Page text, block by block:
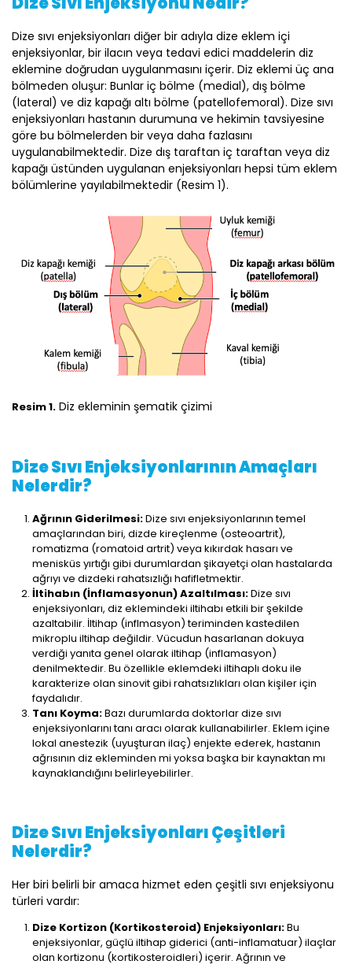
Dize sıvı enjeksiyonları diğer bir adıyla dize eklem içi
enjeksiyonlar, bir ilacın veya tedavi edici maddelerin diz
eklemine doğrudan uygulanmasını içerir. Diz eklemi üç ana
bölmeden oluşur: Bunlar iç bölme (medial), dış bölme
(lateral) ve diz kapağı altı bölme (patellofemoral). Dize sıvı
enjeksiyonları hastanın durumuna ve hekimin tavsiyesine
göre bu bölmelerden bir veya daha fazlasını
uygulanabilmektedir. Dize dış taraftan iç taraftan veya diz
kapağı üstünden uygulanan enjeksiyonları hepsi tüm eklem
bölümlerine yayılabilmektedir (Resim 1).
Resim 1. Diz ekleminin şematik çizimi
Dize Sıvı Enjeksiyonlarının Amaçları
Nelerdir?
Ağrının Giderilmesi:Dize sıvı enjeksiyonlarının temel
amaçlarından biri, dizde kireçlenme (osteoartrit),
romatizma (romatoid artrit) veya kıkırdak hasarı ve
menisküs yırtığı gibi durumlardan şikayetçi olan hastalarda
ağrıyı ve dizdeki rahatsızlığı hafifletmektir.
İltihabın (İnflamasyonun) Azaltılması:Dize sıvı
enjeksiyonları, diz eklemindeki iltihabı etkili bir şekilde
azaltabilir. İltihap (inflmasyon) teriminden kastedilen
mikroplu iltihap değildir. Vücudun hasarlanan dokuya
verdiği yanıta genel olarak iltihap (inflamasyon)
denilmektedir. Bu özellikle eklemdeki iltihaplı doku ile
karakterize olan sinovit gibi rahatsızlıkları olan kişiler için
faydalıdır.
Tanı Koyma:Bazı durumlarda doktorlar dize sıvı
enjeksiyonlarını tanı aracı olarak kullanabilirler. Eklem içine
lokal anestezik (uyuşturan ilaç) enjekte ederek, hastanın
ağrısının diz ekleminden mi yoksa başka bir kaynaktan mı
kaynaklandığını belirleyebilirler.
Dize Sıvı Enjeksiyonları Çeşitleri
Nelerdir?
Her biri belirli bir amaca hizmet eden çeşitli sıvı enjeksiyonu
türleri vardır:
Dize Kortizon (Kortikosteroid) Enjeksiyonları:Bu
enjeksiyonlar, güçlü iltihap giderici (anti-inflamatuar) ilaçlar
olan kortizonu (kortikosteroidleri) içerir. Ağrının ve